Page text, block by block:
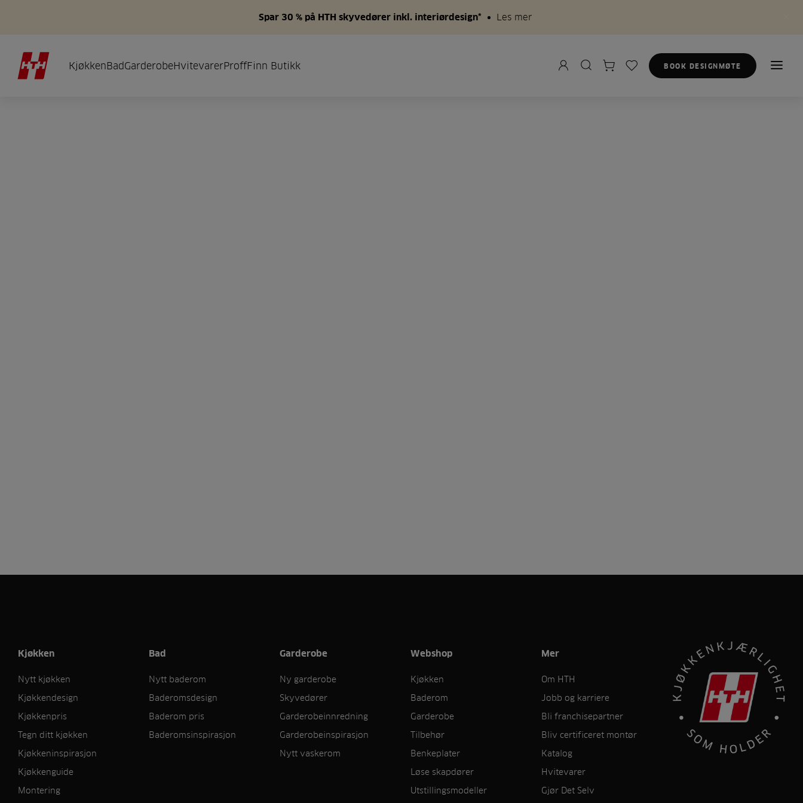
Spar 30 % på HTH skyvedører inkl. interiørdesign* Les mer
KjøkkenBadGarderobeHvitevarerProffFinn Butikk BOOK DESIGNMØTE
Kjøkken
Nytt kjøkken
Kjøkkendesign
Kjøkkenpris
Tegn ditt kjøkken
Kjøkkeninspirasjon
Kjøkkenguide
Montering
Bad
Nytt baderom
Baderomsdesign
Baderom pris
Baderomsinspirasjon
Garderobe
Ny garderobe
Skyvedører
Garderobeinnredning
Garderobeinspirasjon
Nytt vaskerom
Webshop
Kjøkken
Baderom
Garderobe
Tilbehør
Benkeplater
Løse skapdører
Utstillingsmodeller
Mer
Om HTH
Jobb og karriere
Bli franchisepartner
Bliv certificeret montør
Katalog
Hvitevarer
Gjør Det Selv